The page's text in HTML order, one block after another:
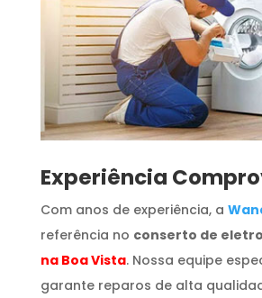
​Experiência
Com anos de experiência, a
referência no conserto de
na Boa Vista. Nossa equipe
garante reparos de alta